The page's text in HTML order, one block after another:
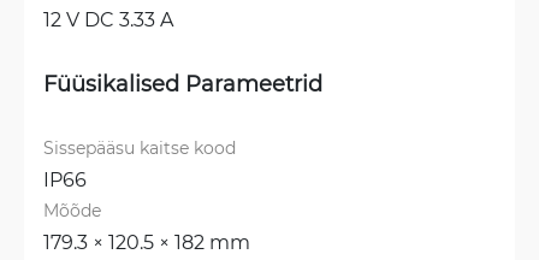
12 V DC 3.33 A
Füüsikalised Parameetrid
Sissepääsu kaitse kood
IP66
Mõõde
179.3 × 120.5 × 182 mm